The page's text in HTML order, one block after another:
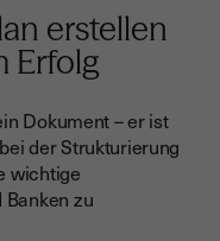
erstellen
Erfolg
Dokument – er ist
der Strukturierung
wichtige
zu